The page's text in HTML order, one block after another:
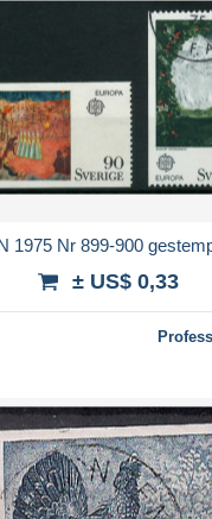
1975 Nr 899-900
± US$ 0,33